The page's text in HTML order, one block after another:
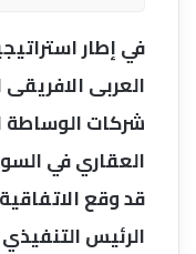
في إطار
العربى
شركات الوساطة
العقاري في
قد وقع